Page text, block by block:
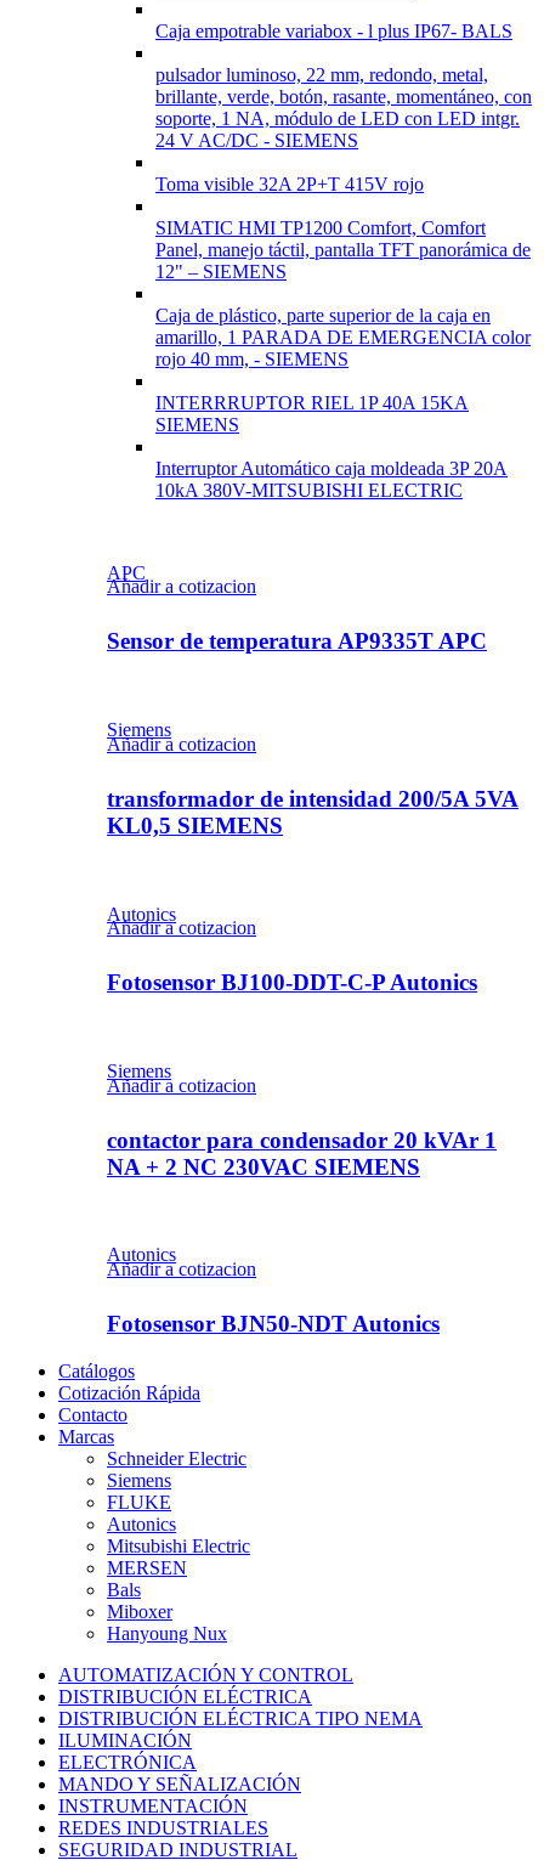
Caja empotrable variabox - l plus IP67- BALS
pulsador luminoso, 22 mm, redondo, metal,
brillante, verde, botón, rasante, momentáneo, con
soporte, 1 NA, módulo de LED con LED intgr.
24 V AC/DC - SIEMENS
Toma visible 32A 2P+T 415V rojo
SIMATIC HMI TP1200 Comfort, Comfort
Panel, manejo táctil, pantalla TFT panorámica de
12" – SIEMENS
Caja de plástico, parte superior de la caja en
amarillo, 1 PARADA DE EMERGENCIA color
rojo 40 mm, - SIEMENS
INTERRRUPTOR RIEL 1P 40A 15KA
SIEMENS
Interruptor Automático caja moldeada 3P 20A
10kA 380V-MITSUBISHI ELECTRIC
APC
Añadir a cotizacion
Sensor de temperatura AP9335T APC
Siemens
Añadir a cotizacion
transformador de intensidad 200/5A 5VA
KL0,5 SIEMENS
Autonics
Añadir a cotizacion
Fotosensor BJ100-DDT-C-P Autonics
Siemens
Añadir a cotizacion
contactor para condensador 20 kVAr 1
NA + 2 NC 230VAC SIEMENS
Autonics
Añadir a cotizacion
Fotosensor BJN50-NDT Autonics
Catálogos
Cotización Rápida
Contacto
Marcas
Schneider Electric
Siemens
FLUKE
Autonics
Mitsubishi Electric
MERSEN
Bals
Miboxer
Hanyoung Nux
AUTOMATIZACIÓN Y CONTROL
DISTRIBUCIÓN ELÉCTRICA
DISTRIBUCIÓN ELÉCTRICA TIPO NEMA
ILUMINACIÓN
ELECTRÓNICA
MANDO Y SEÑALIZACIÓN
INSTRUMENTACIÓN
REDES INDUSTRIALES
SEGURIDAD INDUSTRIAL